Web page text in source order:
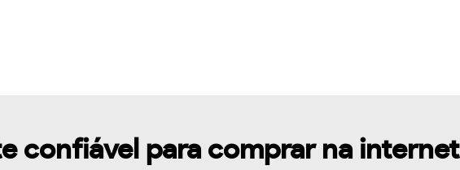
confiável para comprar na internet